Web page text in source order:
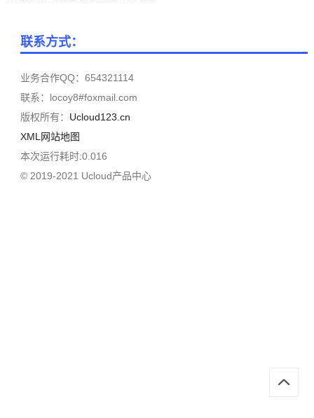
联系方式：
业务合作QQ：654321114
联系：locoy8#foxmail.com
版权所有： Ucloud123.cn
XML网站地图
本次运行耗时:0.016
© 2019-2021 Ucloud产品中心